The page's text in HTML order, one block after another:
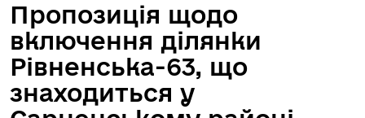
Пропозиція щодо
включення ділянки
Рівненська-63, що
знаходиться у